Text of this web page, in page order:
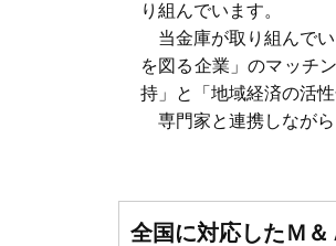
り組んでいます。
当金庫が取り組んでい
を図る企業」のマッチ
持」と「地域経済の活
専門家と連携しながら
全国に対応したＭ＆